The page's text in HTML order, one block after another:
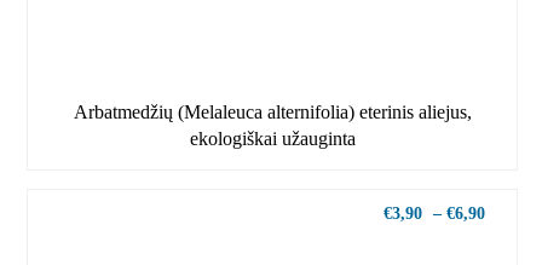
Arbatmedžių (Melaleuca alternifolia) eterinis aliejus,
ekologiškai užauginta
€3,90 – €6,90